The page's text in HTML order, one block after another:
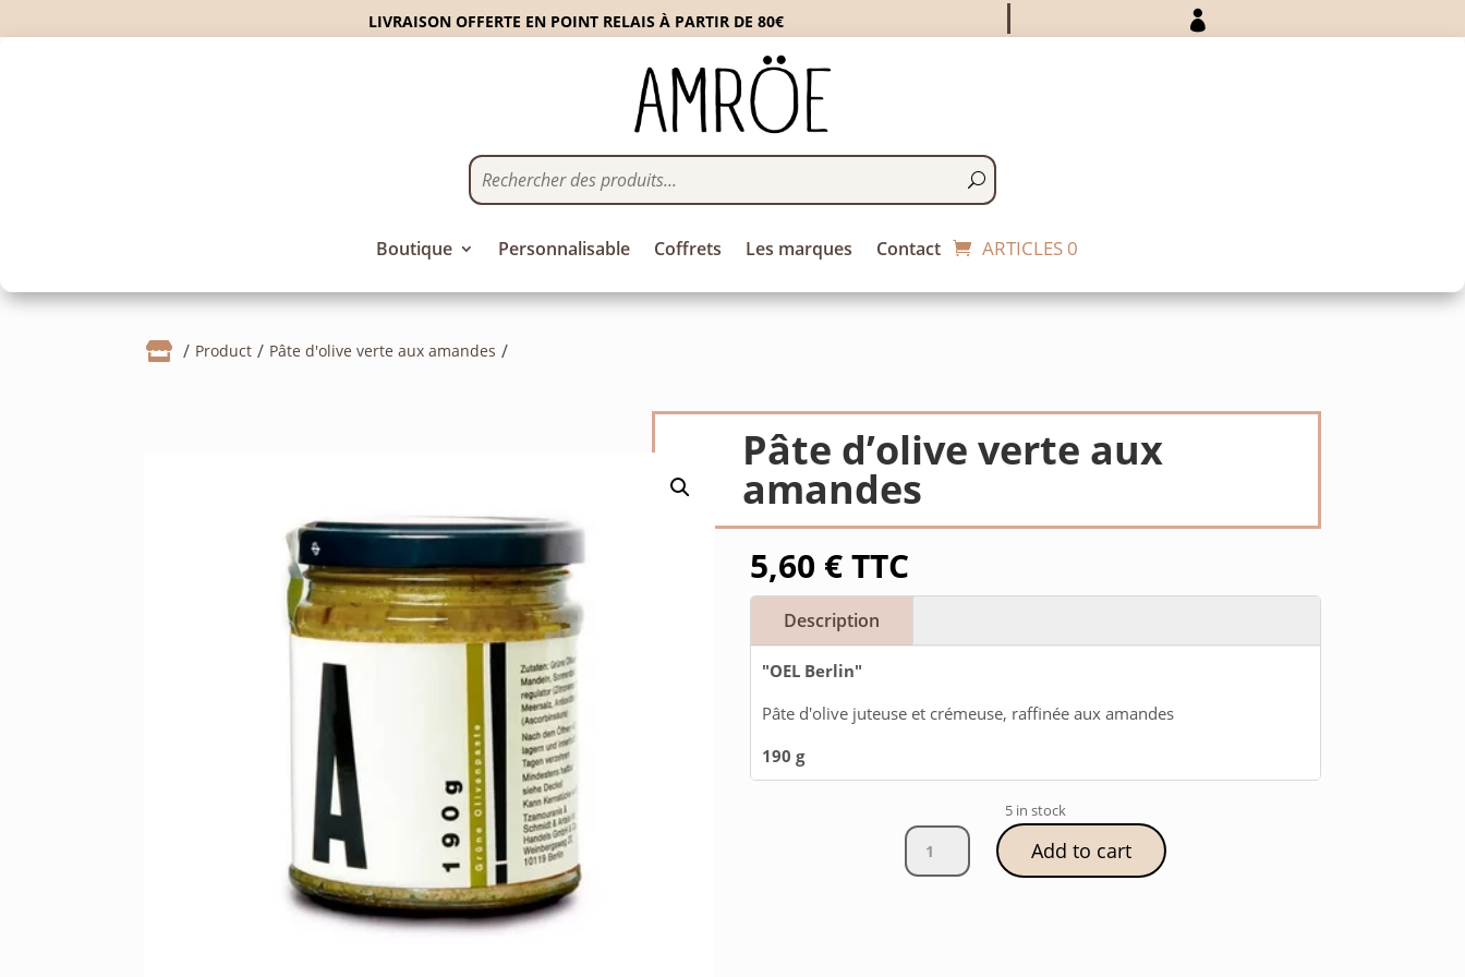
LIVRAISON OFFERTE EN POINT RELAIS À PARTIR DE 80€ 
Boutique Personnalisable Coffrets Les marques Contact ARTICLES 0
 Product Pâte d'olive verte aux amandes
Pâte d’olive verte aux
amandes
5,60 €TTC
Description
"OEL Berlin"
Pâte d'olive juteuse et crémeuse, raffinée aux amandes
190 g
5 in stock
Pâte
d'olive
Add to cart